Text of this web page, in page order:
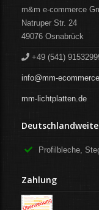
m&m e-commerce
Natruper Str. 24
49076 Osnabrück
+49 (541)
info@mm-
mm-lichtplatten.de
Profilbleche,
Zahlung